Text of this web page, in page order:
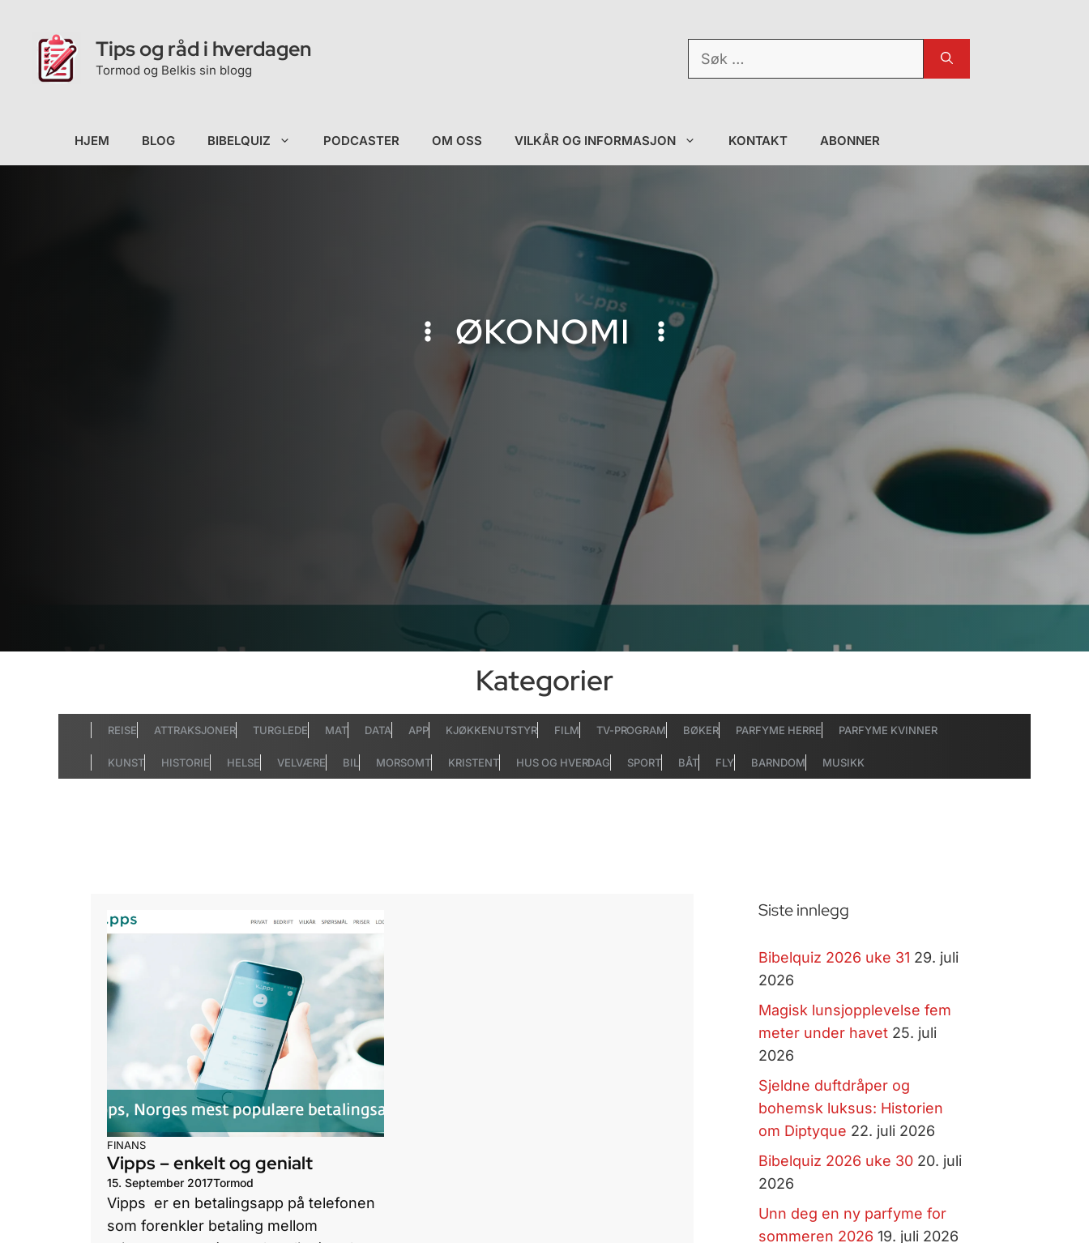
innhold
Tips og råd i hverdagen
Tormod og Belkis sin blogg
Søk
HJEM BLOG BIBELQUIZ PODCASTER OM OSS VILKÅR OG INFORMASJON KONTAKT ABONNER
ØKONOMI
Kategorier
REISE ATTRAKSJONER TURGLEDE MAT DATA APP KJØKKENUTSTYR FILM TV-PROGRAM BØKER PARFYME HERRE PARFYME KVINNER
KUNST HISTORIE HELSE VELVÆRE BIL MORSOMT KRISTENT HUS OG HVERDAG SPORT BÅT FLY BARNDOM MUSIKK
FINANS
Vipps – enkelt og genialt
15. September 2017Tormod
Vipps er en betalingsapp på telefonen
som forenkler betaling mellom
Siste innlegg
Bibelquiz 2026 uke 31 29. juli
2026
Magisk lunsjopplevelse fem
meter under havet 25. juli
2026
Sjeldne duftdråper og
bohemsk luksus: Historien
om Diptyque 22. juli 2026
Bibelquiz 2026 uke 30 20. juli
2026
Unn deg en ny parfyme for
sommeren 2026 19. juli 2026